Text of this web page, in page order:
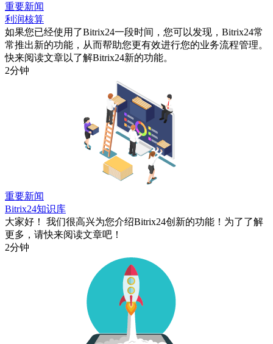
重要新闻
利润核算
如果您已经使用了Bitrix24一段时间，您可以发现，Bitrix24常
常推出新的功能，从而帮助您更有效进行您的业务流程管理。
快来阅读文章以了解Bitrix24新的功能。
2分钟
重要新闻
Bitrix24知识库
大家好！ 我们很高兴为您介绍Bitrix24创新的功能！为了了解
更多，请快来阅读文章吧！
2分钟